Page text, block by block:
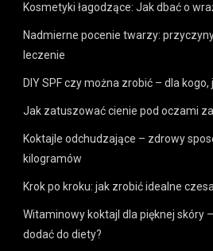
Kosmetyki łagodzące: Jak dbać o
Nadmierne pocenie twarzy:
leczenie
DIY SPF czy można zrobić – dla
Jak zatuszować cienie pod oczami
Koktajle odchudzające – zdrowy
kilogramów
Krok po kroku: jak zrobić idealne
Witaminowy koktajl dla pięknej skóry
dodać do diety?